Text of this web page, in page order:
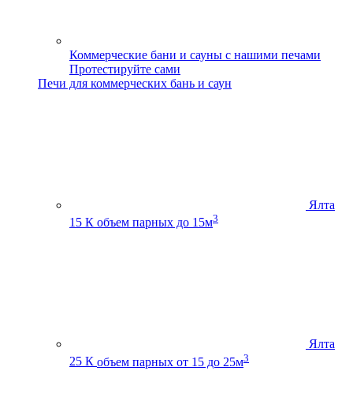
Коммерческие бани и сауны с нашими печами
Протестируйте сами
Печи для коммерческих бань и саун
Ялта
15 К объем парных до 15м3
Ялта
25 К объем парных от 15 до 25м3